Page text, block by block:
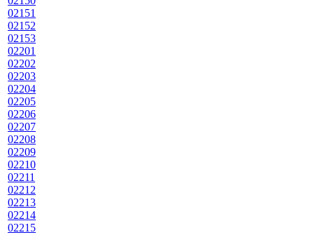
02151
02152
02153
02201
02202
02203
02204
02205
02206
02207
02208
02209
02210
02211
02212
02213
02214
02215